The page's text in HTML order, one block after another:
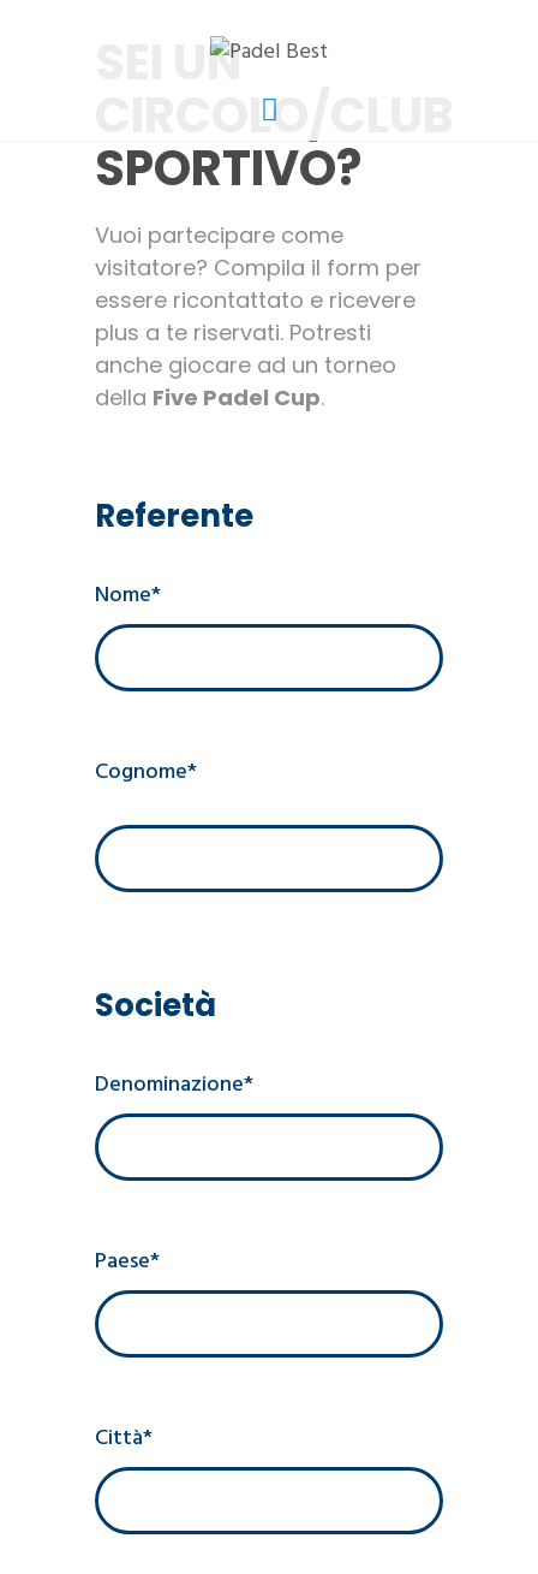
SEI UN
CIRCOLO/CLUB
SPORTIVO?
Vuoi partecipare come
visitatore? Compila il form per
essere ricontattato e ricevere
plus a te riservati. Potresti
anche giocare ad un torneo
della Five Padel Cup.
Referente
Nome*
Cognome*
Società
Denominazione*
Paese*
Città*